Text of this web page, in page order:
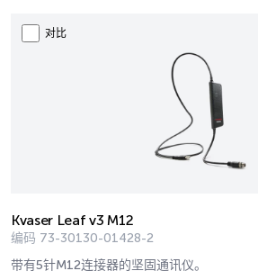
对比
Kvaser Leaf v3 M12
编码 73-30130-01428-2
带有5针M12连接器的坚固通讯仪。